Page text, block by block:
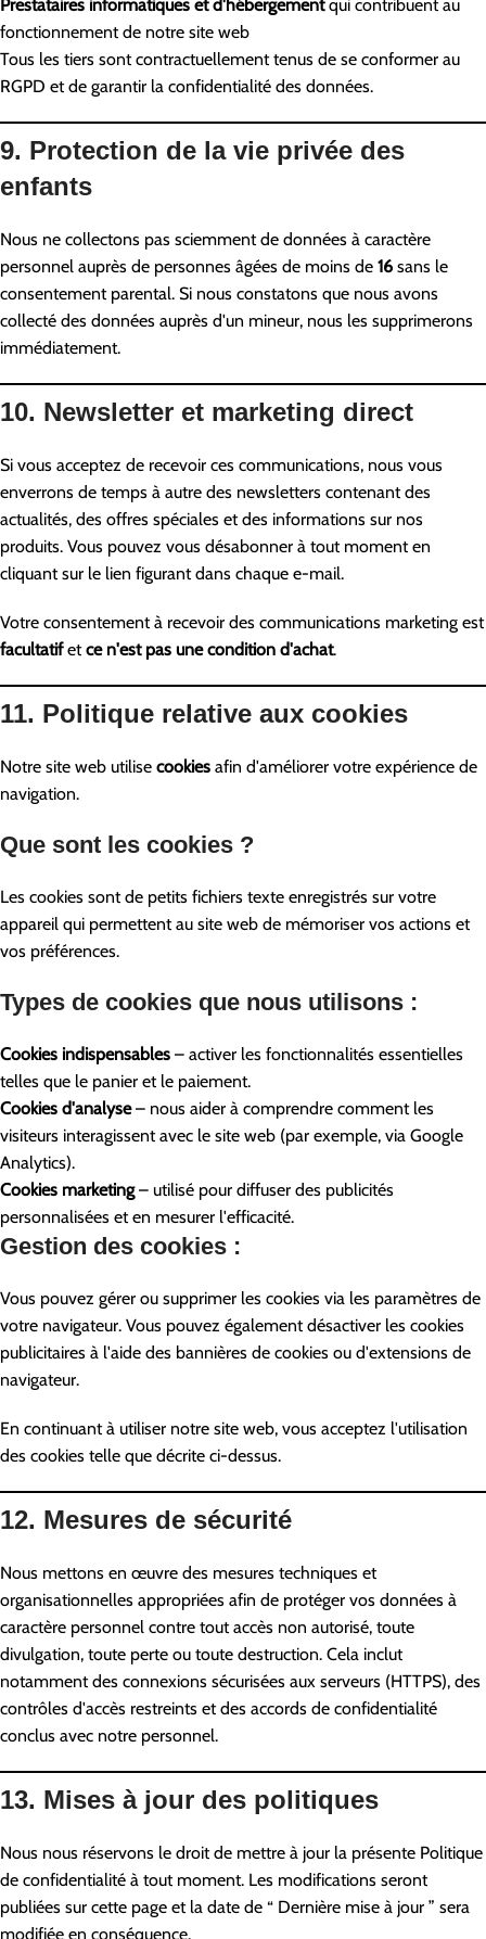
Prestataires informatiques et d'hébergementqui contribuent au
fonctionnement de notre site web
Tous les tiers sont contractuellement tenus de se conformer au
RGPD et de garantir la confidentialité des données.
9. Protection de la vie privée des
enfants
Nous ne collectons pas sciemment de données à caractère
personnel auprès de personnes âgées de moins de 16 sans le
consentement parental. Si nous constatons que nous avons
collecté des données auprès d'un mineur, nous les supprimerons
immédiatement.
10. Newsletter et marketing direct
Si vous acceptez de recevoir ces communications, nous vous
enverrons de temps à autre des newsletters contenant des
actualités, des offres spéciales et des informations sur nos
produits. Vous pouvez vous désabonner à tout moment en
cliquant sur le lien figurant dans chaque e-mail.
Votre consentement à recevoir des communications marketing est
facultatifetce n'est pas une condition d'achat.
11. Politique relative aux cookies
Notre site web utilise cookies afin d'améliorer votre expérience de
navigation.
Que sont les cookies ?
Les cookies sont de petits fichiers texte enregistrés sur votre
appareil qui permettent au site web de mémoriser vos actions et
vos préférences.
Types de cookies que nous utilisons :
Cookies indispensables – activer les fonctionnalités essentielles
telles que le panier et le paiement.
Cookies d'analyse– nous aider à comprendre comment les
visiteurs interagissent avec le site web (par exemple, via Google
Analytics).
Cookies marketing– utilisé pour diffuser des publicités
personnalisées et en mesurer l'efficacité.
Gestion des cookies :
Vous pouvez gérer ou supprimer les cookies via les paramètres de
votre navigateur. Vous pouvez également désactiver les cookies
publicitaires à l'aide des bannières de cookies ou d'extensions de
navigateur.
En continuant à utiliser notre site web, vous acceptez l'utilisation
des cookies telle que décrite ci-dessus.
12. Mesures de sécurité
Nous mettons en œuvre des mesures techniques et
organisationnelles appropriées afin de protéger vos données à
caractère personnel contre tout accès non autorisé, toute
divulgation, toute perte ou toute destruction. Cela inclut
notamment des connexions sécurisées aux serveurs (HTTPS), des
contrôles d'accès restreints et des accords de confidentialité
conclus avec notre personnel.
13. Mises à jour des politiques
Nous nous réservons le droit de mettre à jour la présente Politique
de confidentialité à tout moment. Les modifications seront
publiées sur cette page et la date de “ Dernière mise à jour ” sera
modifiée en conséquence.